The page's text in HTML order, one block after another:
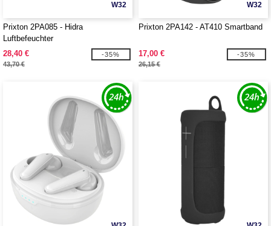
W32
Prixton 2PA085 - Hidra
Luftbefeuchter
28,40 €
43,70 €
-35%
W32
Prixton 2PA142 - AT410 Smartband
17,00 €
26,15 €
-35%